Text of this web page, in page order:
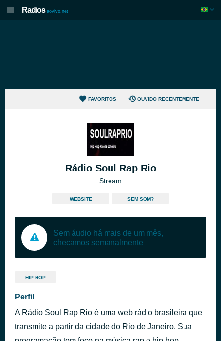
Radios aovivo.net
FAVORITOS OUVIDO RECENTEMENTE
Rádio Soul Rap Rio
Stream
WEBSITE SEM SOM?
Sem áudio há mais de um mês,
checamos semanalmente
HIP HOP
Perfil
A Rádio Soul Rap Rio é uma web rádio brasileira que
transmite a partir da cidade do Rio de Janeiro. Sua